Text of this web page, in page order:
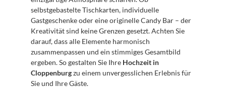
selbstgebastelte Tischkarten, individuelle
Gastgeschenke oder eine originelle Candy Bar – der
Kreativität sind keine Grenzen gesetzt. Achten Sie
darauf, dass alle Elemente harmonisch
zusammenpassen und ein stimmiges Gesamtbild
ergeben. So gestalten Sie Ihre Hochzeit in
Cloppenburg zu einem unvergesslichen Erlebnis für
Sie und Ihre Gäste.